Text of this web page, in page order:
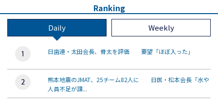
Ranking
Daily Weekly
日歯連・太田会長、骨太を評価 要望「ほぼ入った」
熊本地震のJMAT、25チーム82人に 日医・松本会長「水や
人員不足が課...